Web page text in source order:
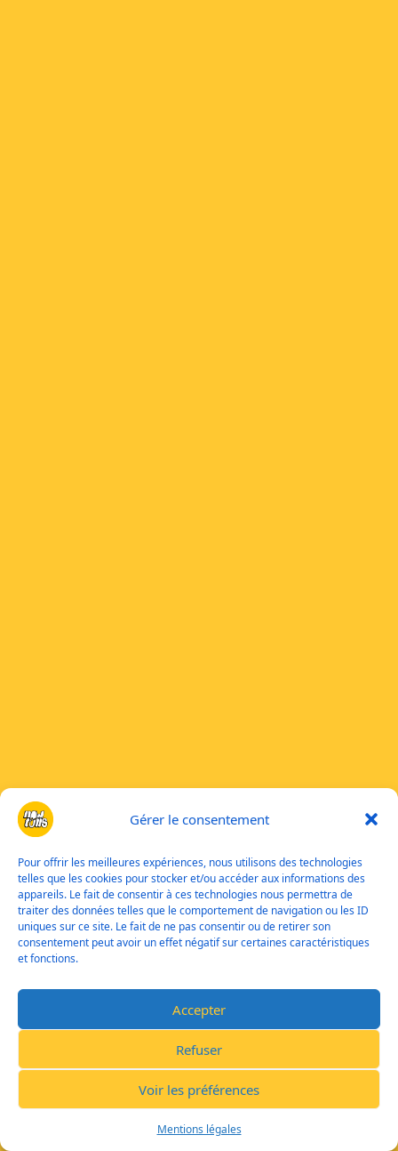
Gérer le consentement
Pour offrir les meilleures expériences, nous utilisons des technologies
telles que les cookies pour stocker et/ou accéder aux informations des
appareils. Le fait de consentir à ces technologies nous permettra de
traiter des données telles que le comportement de navigation ou les ID
uniques sur ce site. Le fait de ne pas consentir ou de retirer son
consentement peut avoir un effet négatif sur certaines caractéristiques
et fonctions.
Accepter
Refuser
Voir les préférences
Mentions légales